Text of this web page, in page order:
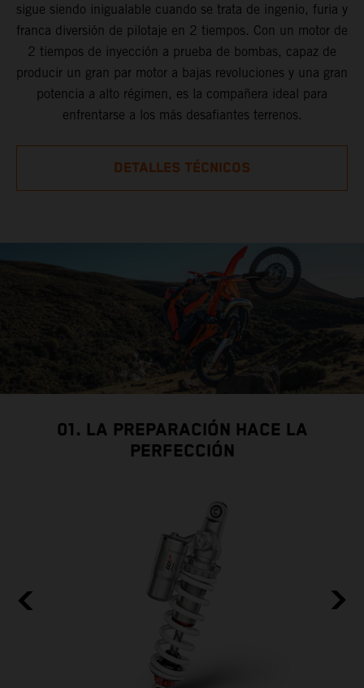
sigue siendo inigualable cuando se trata de ingenio, furia y
franca diversión de pilotaje en 2 tiempos. Con un motor de
2 tiempos de inyección a prueba de bombas, capaz de
producir un gran par motor a bajas revoluciones y una gran
potencia a alto régimen, es la compañera ideal para
enfrentarse a los más desafiantes terrenos.
DETALLES TÉCNICOS
01. LA PREPARACIÓN HACE LA
PERFECCIÓN